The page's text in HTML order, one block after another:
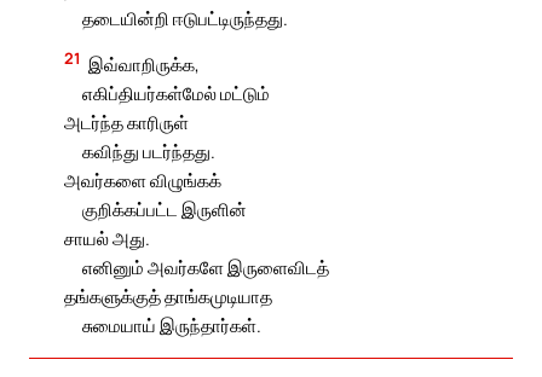
தடையின்றி ஈடுபட்டிருந்தது.
21 இவ்வாறிருக்க,
எகிப்தியர்கள்மேல் மட்டும்
அடர்ந்த காரிருள்
கவிந்து படர்ந்தது.
அவர்களை விழுங்கக்
குறிக்கப்பட்ட இருளின்
சாயல் அது.
எனினும் அவர்களே இருளைவிடத்
தங்களுக்குத் தாங்கமுடியாத
சுமையாய் இருந்தார்கள்.